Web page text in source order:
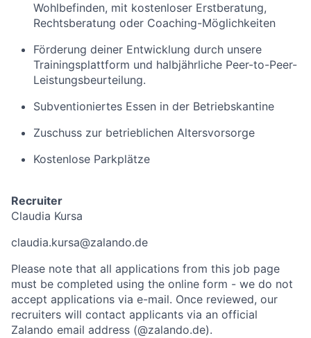
Wohlbefinden, mit kostenloser Erstberatung,
Rechtsberatung oder Coaching-Möglichkeiten
Förderung deiner Entwicklung durch unsere
Trainingsplattform und halbjährliche Peer-to-Peer-
Leistungsbeurteilung.
Subventioniertes Essen in der Betriebskantine
Zuschuss zur betrieblichen Altersvorsorge
Kostenlose Parkplätze
Recruiter
Claudia Kursa
claudia.kursa@zalando.de
Please note that all applications from this job page
must be completed using the online form - we do not
accept applications via e-mail. Once reviewed, our
recruiters will contact applicants via an official
Zalando email address (@zalando.de).